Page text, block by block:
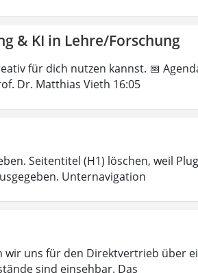
& KI in Lehre/Forschung
für dich nutzen kannst. 📅
Dr. Matthias Vieth 16:05
Seitentitel (H1) löschen, weil
Unternavigation
wir uns für den Direktvertrieb über
sind einsehbar. Das